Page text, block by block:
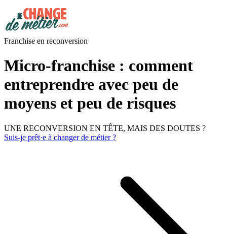
Franchise en reconversion
Micro-franchise : comment
entreprendre avec peu de
moyens et peu de risques
UNE RECONVERSION EN TÊTE, MAIS DES DOUTES ?
Suis-je prêt·e à changer de métier ?